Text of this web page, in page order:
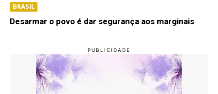
BRASIL
Desarmar o povo é dar segurança aos marginais